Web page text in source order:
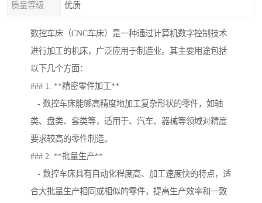
质量等级 优质
数控车床（CNC车床）是一种通过计算机数字控制技术
进行加工的机床，广泛应用于制造业。其主要用途包括
以下几个方面：
### 1. **精密零件加工**
- 数控车床能够高精度地加工复杂形状的零件，如轴
类、盘类、套类等，适用于、汽车、器械等领域对精度
要求较高的零件制造。
### 2. **批量生产**
- 数控车床具有自动化程度高、加工速度快的特点，适
合大批量生产相同或相似的零件，提高生产效率和一致